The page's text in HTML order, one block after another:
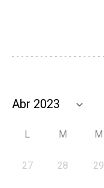
L M M
27 28 29